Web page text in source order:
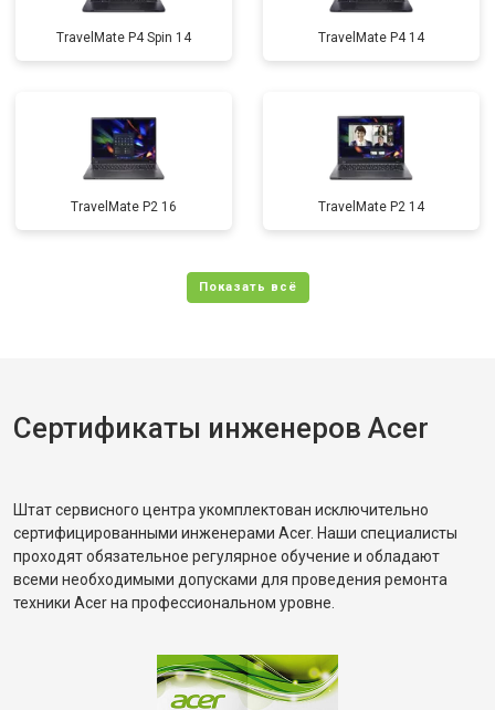
TravelMate P4 Spin 14 TravelMate P4 14
TravelMate P2 16 TravelMate P2 14
Сертификаты инженеров Acer
Штат сервисного центра укомплектован исключительно
сертифицированными инженерами Acer. Наши специалисты
проходят обязательное регулярное обучение и обладают
всеми необходимыми допусками для проведения ремонта
техники Acer на профессиональном уровне.